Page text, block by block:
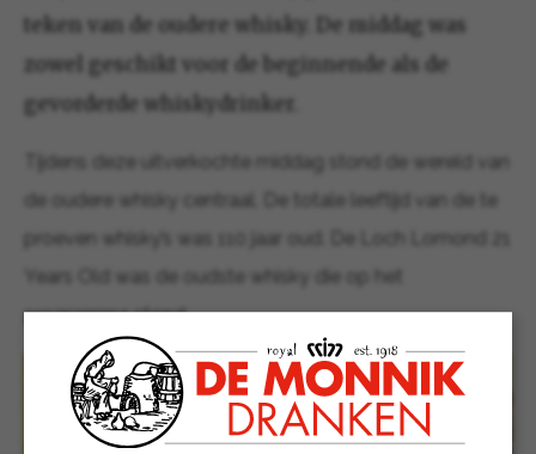
teken van de oudere whisky. De middag was
zowel geschikt voor de beginnende als de
gevorderde whiskydrinker.
Tijdens deze uitverkochte middag stond de wereld van
de oudere whisky centraal. De totale leeftijd van de te
proeven whisky’s was 110 jaar oud. De Loch Lomond 21
Years Old was de oudste whisky die op het
programma stond.